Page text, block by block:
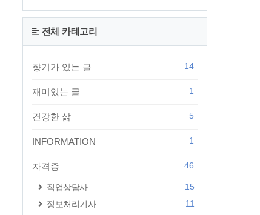
전체 카테고리
향기가 있는 글 14
재미있는 글 1
건강한 삶 5
INFORMATION 1
자격증 46
직업상담사
15
정보처리기사
11